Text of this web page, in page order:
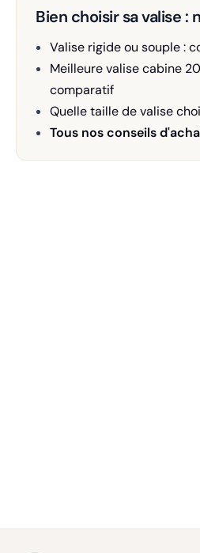
Bien choisir sa valise :
Valise rigide ou souple :
Meilleure valise cabine
comparatif
Quelle taille de valise
Tous nos conseils